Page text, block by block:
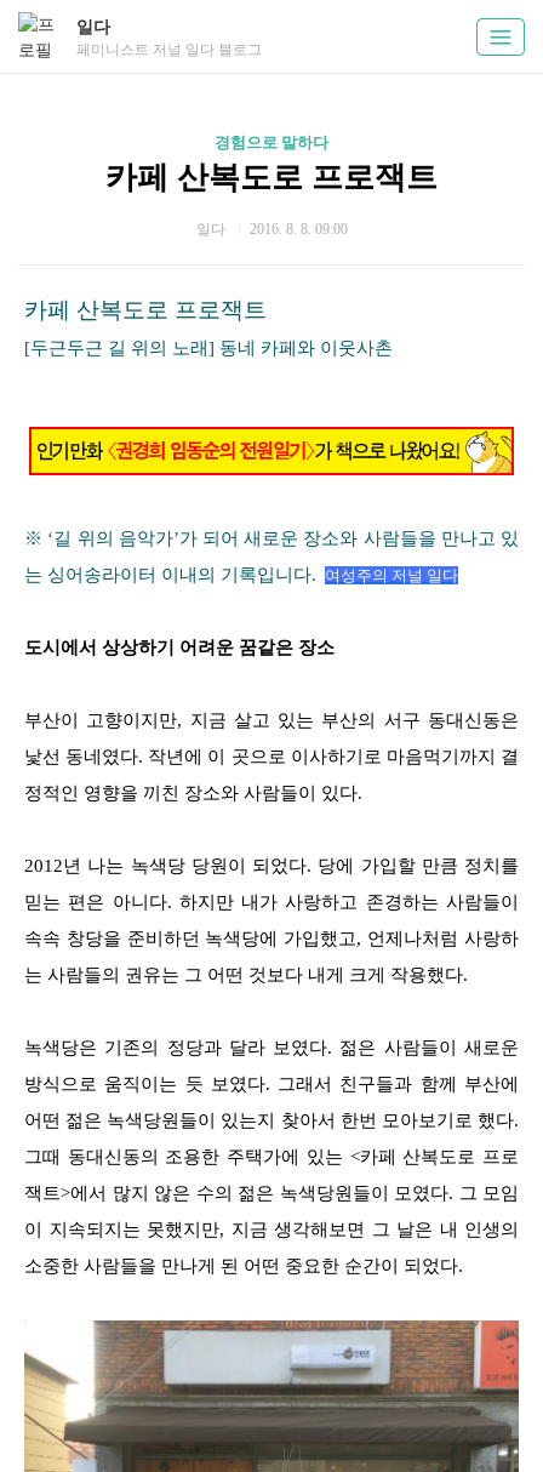
일다
페미니스트 저널 일다 블로그
경험으로 말하다
카페 산복도로 프로잭트
일다 2016. 8. 8. 09:00
카페 산복도로 프로잭트
[두근두근 길 위의 노래] 동네 카페와 이웃사촌
※ ‘길 위의 음악가’가 되어 새로운 장소와 사람들을 만나고 있
는 싱어송라이터 이내의 기록입니다. 여성주의 저널 일다
도시에서 상상하기 어려운 꿈같은 장소
부산이 고향이지만, 지금 살고 있는 부산의 서구 동대신동은
낯선 동네였다. 작년에 이 곳으로 이사하기로 마음먹기까지 결
정적인 영향을 끼친 장소와 사람들이 있다.
2012년 나는 녹색당 당원이 되었다. 당에 가입할 만큼 정치를
믿는 편은 아니다. 하지만 내가 사랑하고 존경하는 사람들이
속속 창당을 준비하던 녹색당에 가입했고, 언제나처럼 사랑하
는 사람들의 권유는 그 어떤 것보다 내게 크게 작용했다.
녹색당은 기존의 정당과 달라 보였다. 젊은 사람들이 새로운
방식으로 움직이는 듯 보였다. 그래서 친구들과 함께 부산에
어떤 젊은 녹색당원들이 있는지 찾아서 한번 모아보기로 했다.
그때 동대신동의 조용한 주택가에 있는 <카페 산복도로 프로
잭트>에서 많지 않은 수의 젊은 녹색당원들이 모였다. 그 모임
이 지속되지는 못했지만, 지금 생각해보면 그 날은 내 인생의
소중한 사람들을 만나게 된 어떤 중요한 순간이 되었다.